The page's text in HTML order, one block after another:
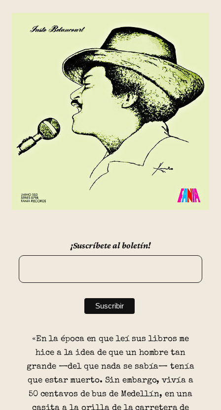
¡Suscríbete al boletín!
«En la época en que leí sus libros me
hice a la idea de que un hombre tan
grande —del que nada se sabía— tenía
que estar muerto. Sin embargo, vivía a
50 centavos de bus de Medellín, en una
casita a la orilla de la carretera de